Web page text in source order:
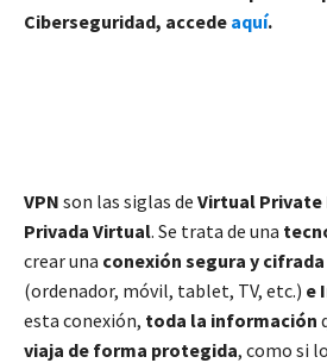
Ciberseguridad, accede aquí.
VPN son las siglas de Virtual
Privada Virtual. Se trata de una
crear una conexión segura y
(ordenador, móvil, tablet, TV, etc.) e
esta conexión, toda la información
viaja de forma protegida, como si